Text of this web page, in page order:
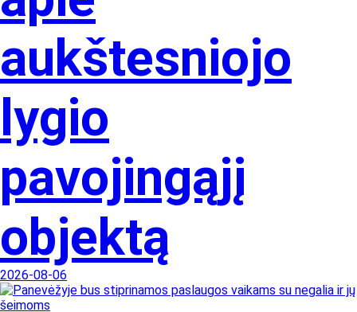
aukštesniojo
lygio
pavojingąjį
objektą
2026-08-06